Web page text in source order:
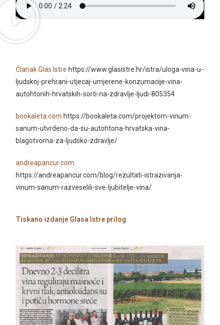
Članak Glas Istre https://www.glasistre.hr/istra/uloga-vina-u-
ljudskoj-prehrani-utjecaj-umjerene-konzumacije-vina-
autohtonih-hrvatskih-sorti-na-zdravlje-ljudi-805354
bookaleta.com https://bookaleta.com/projektom-vinum-
sanum-utvrdeno-da-su-autohtona-hrvatska-vina-
blagotvorna-za-ljudsko-zdravlje/
andreapancur.com
https://andreapancur.com/blog/rezultati-istrazivanja-
vinum-sanum-razveselili-sve-ljubitelje-vina/
Tiskano izdanje Glasa Istre prilog